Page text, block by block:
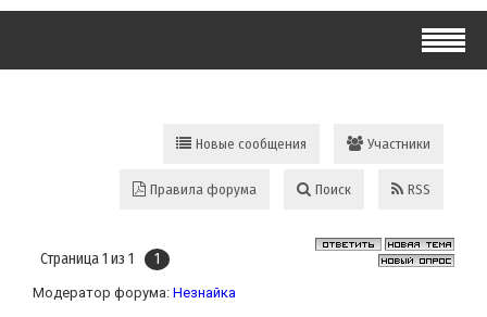
Новые сообщения Участники
Правила форума Поиск RSS
Страница1 из 1 1
Модератор форума: Незнайка